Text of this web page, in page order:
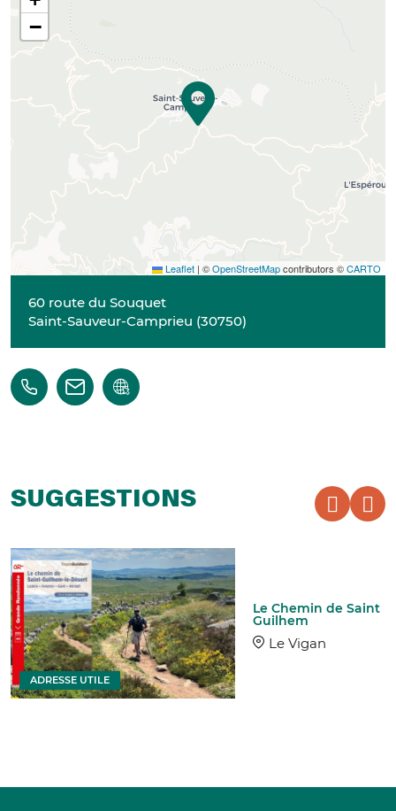
−
Leaflet | ©OpenStreetMapcontributors ©CARTO
60 route du Souquet
Saint-Sauveur-Camprieu (30750)
SUGGESTIONS
Le Chemin de Saint
Guilhem
Le Vigan
ADRESSE UTILE